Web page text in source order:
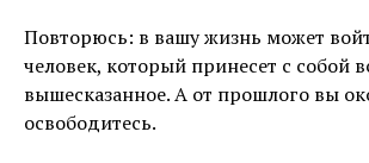
Повторюсь: в вашу жизнь может
человек, который принесет с собой
вышесказанное. А от прошлого вы
освободитесь.